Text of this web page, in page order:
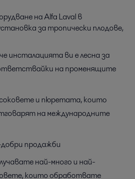
на Alfa Laval в
за тропически плодове,
инсталацията ви е лесна за
на променящите
и пюретата, които
на международните
продажби
най-много и най-
които обработвате